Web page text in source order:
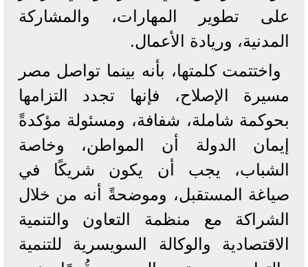
على تطوير المهارات، والمشاركة
المدنية، وريادة الأعمال.
واختتمت كلمتها، بأنه بينما تواصل مصر
مسيرة الإصلاح، فإنها تجدد التزامها
بحوكمة شاملة، شفافة، ومسئولة مؤكدةً
إيمان الدولة أن المواطن، وخاصة
الشباب، يجب أن يكون شريكًا في
صياغة المستقبل، وموضحةً أنه من خلال
الشراكة مع منظمة التعاون والتنمية
الاقتصادية والوكالة السويسرية للتنمية